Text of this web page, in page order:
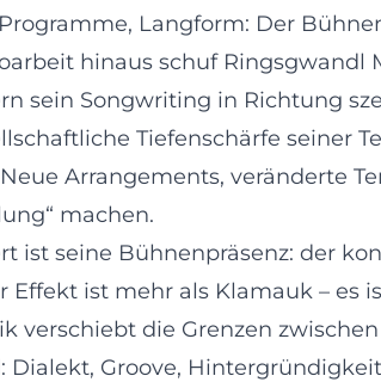
Langform: Der
hinaus schuf
sein Songwriting in Richtung
Tiefenschärfe seiner
Arrangements, veränderte
machen.
ist seine Bühnenpräsenz: der
Effekt ist mehr als Klamauk – es
verschiebt die Grenzen
Dialekt, Groove, Hintergründigkeit